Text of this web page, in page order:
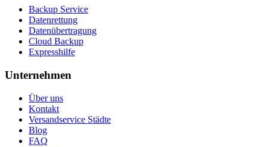
Backup Service
Datenrettung
Datenübertragung
Cloud Backup
Expresshilfe
Unternehmen
Über uns
Kontakt
Versandservice Städte
Blog
FAQ